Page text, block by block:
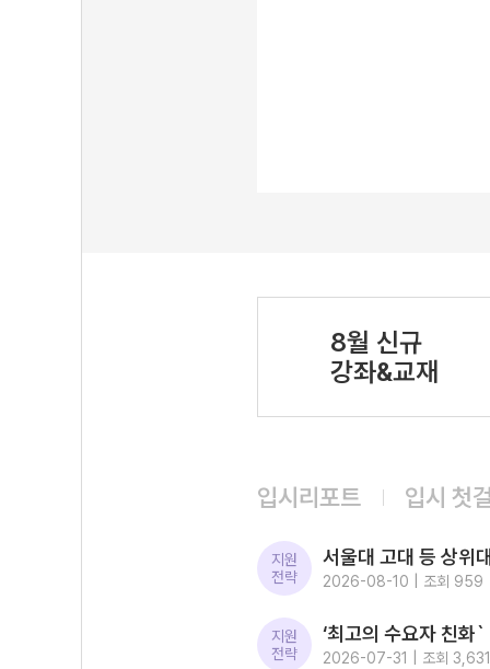
8월 신규
강좌&교재
입시리포트 입시 첫
지원
전략
2026-08-10 | 조회 959
지원
전략
2026-07-31 | 조회 3,631